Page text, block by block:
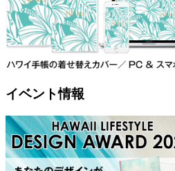
イベント情報